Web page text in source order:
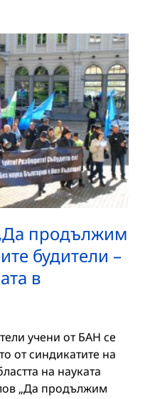
продължим
будители –
в
учени от БАН се
от синдикатите на
на науката
„Да продължим